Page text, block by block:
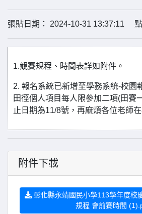
張貼日期： 2024-10-31 13:37:11 點
1.競賽規程、時間表詳如附件。
2. 報名系統已新增至學務系統-校園
田徑個人項目每人限參加二項(田賽
止日期為11/8號，再麻煩各位老師在
附件下載
彰化縣永靖國民小學113學年度校
規程 會前賽時間